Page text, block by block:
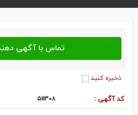
ذخیره کنید
کد آگهی : 511308